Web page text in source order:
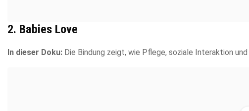
2. Babies Love
In dieser Doku: Die Bindung zeigt, wie Pflege, soziale Interaktion